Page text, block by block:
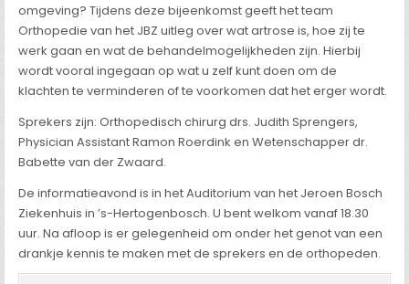
omgeving? Tijdens deze bijeenkomst geeft het team
Orthopedie van het JBZ uitleg over wat artrose is, hoe zij te
werk gaan en wat de behandelmogelijkheden zijn. Hierbij
wordt vooral ingegaan op wat u zelf kunt doen om de
klachten te verminderen of te voorkomen dat het erger wordt.
Sprekers zijn: Orthopedisch chirurg drs. Judith Sprengers,
Physician Assistant Ramon Roerdink en Wetenschapper dr.
Babette van der Zwaard.
De informatieavond is in het Auditorium van het Jeroen Bosch
Ziekenhuis in ’s-Hertogenbosch. U bent welkom vanaf 18.30
uur. Na afloop is er gelegenheid om onder het genot van een
drankje kennis te maken met de sprekers en de orthopeden.